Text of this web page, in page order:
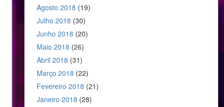
Agosto 2018 (19)
Julho 2018 (30)
Junho 2018 (20)
Maio 2018 (26)
Abril 2018 (31)
Março 2018 (22)
Fevereiro 2018 (21)
Janeiro 2018 (28)